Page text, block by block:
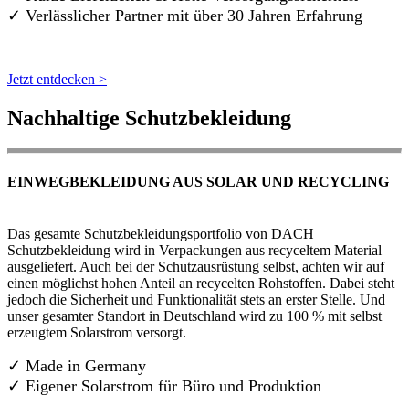
✓ Verlässlicher Partner mit über 30 Jahren Erfahrung
Jetzt entdecken >
Nachhaltige Schutzbekleidung
EINWEGBEKLEIDUNG AUS SOLAR UND RECYCLING
Das gesamte Schutzbekleidungsportfolio von DACH
Schutzbekleidung wird in Verpackungen aus recyceltem Material
ausgeliefert. Auch bei der Schutzausrüstung selbst, achten wir auf
einen möglichst hohen Anteil an recycelten Rohstoffen. Dabei steht
jedoch die Sicherheit und Funktionalität stets an erster Stelle. Und
unser gesamter Standort in Deutschland wird zu 100 % mit selbst
erzeugtem Solarstrom versorgt.
✓ Made in Germany
✓ Eigener Solarstrom für Büro und Produktion